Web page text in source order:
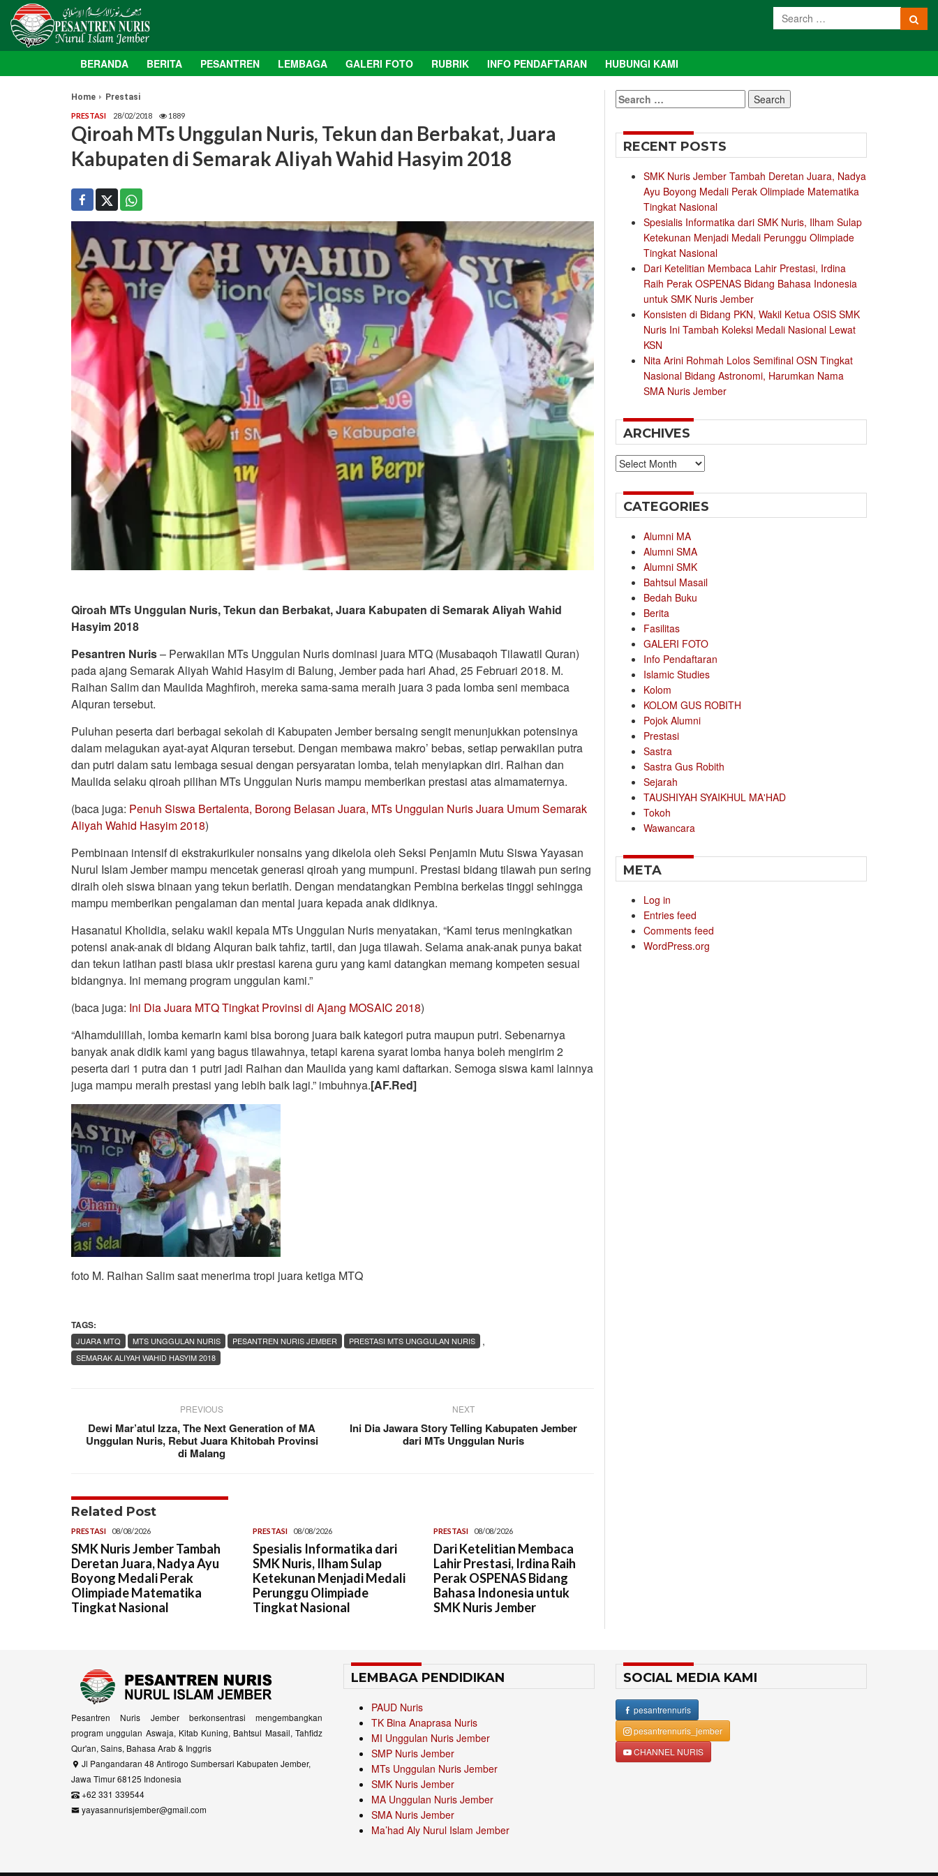
BERANDA BERITA PESANTREN LEMBAGA GALERI FOTO RUBRIK INFO PENDAFTARAN HUBUNGI KAMI
Home Prestasi
PRESTASI 28/02/2018 1889
Qiroah MTs Unggulan Nuris, Tekun dan Berbakat, Juara
Kabupaten di Semarak Aliyah Wahid Hasyim 2018
Qiroah MTs Unggulan Nuris, Tekun dan Berbakat, Juara Kabupaten di Semarak Aliyah Wahid
Hasyim 2018
Pesantren Nuris– Perwakilan MTs Unggulan Nuris dominasi juara MTQ (Musabaqoh Tilawatil Quran)
pada ajang Semarak Aliyah Wahid Hasyim di Balung, Jember pada hari Ahad, 25 Februari 2018. M.
Raihan Salim dan Maulida Maghfiroh, mereka sama-sama meraih juara 3 pada lomba seni membaca
Alquran tersebut.
Puluhan peserta dari berbagai sekolah di Kabupaten Jember bersaing sengit menunjukkan potensinya
dalam melagukan ayat-ayat Alquran tersebut. Dengan membawa makro’ bebas, setiap perwakilan putra
dan putri dalam satu lembaga sesuai dengan persyaratan lomba, telah menyiapkan diri. Raihan dan
Maulida selaku qiroah pilihan MTs Unggulan Nuris mampu memberikan prestasi atas almamaternya.
(baca juga: Penuh Siswa Bertalenta, Borong Belasan Juara, MTs Unggulan Nuris Juara Umum Semarak
Aliyah Wahid Hasyim 2018)
Pembinaan intensif di ekstrakurikuler nonsains yang dikelola oleh Seksi Penjamin Mutu Siswa Yayasan
Nurul Islam Jember mampu mencetak generasi qiroah yang mumpuni. Prestasi bidang tilawah pun sering
diraih oleh siswa binaan yang tekun berlatih. Dengan mendatangkan Pembina berkelas tinggi sehingga
mampu memberikan pengalaman dan mental juara kepada anak didiknya.
Hasanatul Kholidia, selaku wakil kepala MTs Unggulan Nuris menyatakan, “Kami terus meningkatkan
potensi anak-anak di bidang Alquran baik tahfiz, tartil, dan juga tilawah. Selama anak-anak punya bakat
dan tekun latihan pasti biasa ukir prestasi karena guru yang kami datangkan memang kompeten sesuai
bidangnya. Ini memang program unggulan kami.”
(baca juga: Ini Dia Juara MTQ Tingkat Provinsi di Ajang MOSAIC 2018)
“Alhamdulillah, lomba kemarin kami bisa borong juara baik kategori putra maupun putri. Sebenarnya
banyak anak didik kami yang bagus tilawahnya, tetapi karena syarat lomba hanya boleh mengirim 2
peserta dari 1 putra dan 1 putri jadi Raihan dan Maulida yang kami daftarkan. Semoga siswa kami lainnya
juga mampu meraih prestasi yang lebih baik lagi.” imbuhnya.[AF.Red]
foto M. Raihan Salim saat menerima tropi juara ketiga MTQ
TAGS:
,
JUARA MTQ MTS UNGGULAN NURIS PESANTREN NURIS JEMBER
PRESTASI MTS UNGGULAN NURIS
SEMARAK ALIYAH WAHID HASYIM 2018
PREVIOUS
Dewi Mar’atul Izza, The Next Generation of MA
Unggulan Nuris, Rebut Juara Khitobah Provinsi
di Malang
NEXT
Ini Dia Jawara Story Telling Kabupaten Jember
dari MTs Unggulan Nuris
Related Post
PRESTASI 08/08/2026
SMK Nuris Jember Tambah
Deretan Juara, Nadya Ayu
Boyong Medali Perak
Olimpiade Matematika
Tingkat Nasional
PRESTASI 08/08/2026
Spesialis Informatika dari
SMK Nuris, Ilham Sulap
Ketekunan Menjadi Medali
Perunggu Olimpiade
Tingkat Nasional
PRESTASI 08/08/2026
Dari Ketelitian Membaca
Lahir Prestasi, Irdina Raih
Perak OSPENAS Bidang
Bahasa Indonesia untuk
SMK Nuris Jember
Search
for:
RECENT POSTS
SMK Nuris Jember Tambah Deretan Juara, Nadya
Ayu Boyong Medali Perak Olimpiade Matematika
Tingkat Nasional
Spesialis Informatika dari SMK Nuris, Ilham Sulap
Ketekunan Menjadi Medali Perunggu Olimpiade
Tingkat Nasional
Dari Ketelitian Membaca Lahir Prestasi, Irdina
Raih Perak OSPENAS Bidang Bahasa Indonesia
untuk SMK Nuris Jember
Konsisten di Bidang PKN, Wakil Ketua OSIS SMK
Nuris Ini Tambah Koleksi Medali Nasional Lewat
KSN
Nita Arini Rohmah Lolos Semifinal OSN Tingkat
Nasional Bidang Astronomi, Harumkan Nama
SMA Nuris Jember
ARCHIVES
Archives
CATEGORIES
Alumni MA
Alumni SMA
Alumni SMK
Bahtsul Masail
Bedah Buku
Berita
Fasilitas
GALERI FOTO
Info Pendaftaran
Islamic Studies
Kolom
KOLOM GUS ROBITH
Pojok Alumni
Prestasi
Sastra
Sastra Gus Robith
Sejarah
TAUSHIYAH SYAIKHUL MA'HAD
Tokoh
Wawancara
META
Log in
Entries feed
Comments feed
WordPress.org
Pesantren Nuris Jember berkonsentrasi mengembangkan
program unggulan Aswaja, Kitab Kuning, Bahtsul Masail, Tahfidz
Qur'an, Sains, Bahasa Arab & Inggris
Jl Pangandaran 48 Antirogo Sumbersari Kabupaten Jember,
Jawa Timur 68125 Indonesia
+62 331 339544
yayasannurisjember@gmail.com
LEMBAGA PENDIDIKAN
PAUD Nuris
TK Bina Anaprasa Nuris
MI Unggulan Nuris Jember
SMP Nuris Jember
MTs Unggulan Nuris Jember
SMK Nuris Jember
MA Unggulan Nuris Jember
SMA Nuris Jember
Ma’had Aly Nurul Islam Jember
SOCIAL MEDIA KAMI
pesantrennuris
pesantrennuris_jember
CHANNEL NURIS